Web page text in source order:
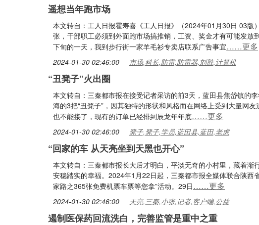
遥想当年跑市场
本文转自：工人日报霍寿喜《工人日报》（2024年01月30日 03
张，干部职工必须到外面跑市场搞推销，工资、奖金才有可能发放
下旬的一天，我到步行街一家羊毛衫专卖店联系广告事宜……更多
2024-01-30 02:46:00 市场,科长,防雷,防雷器,刘胜,计算机
“丑凳子”火出圈
本文转自：三秦都市报在接受记者采访的前3天，蓝田县焦岱镇的
海的3把“丑凳子”，因其独特的形状和风格而在网络上受到大量网
也不能接了，现有的订单已经排到辰龙年年底……更多
2024-01-30 02:46:00 凳子,凳子,学员,蓝田县,蓝田,老虎
“回家的车 从天亮坐到天黑也开心”
本文转自：三秦都市报长大后才明白，平淡无奇的小村里，藏着
安稳踏实的幸福。2024年1月22日起，三秦都市报全媒体联合陕西
家路之365张免费机票车票等您拿”活动。29日……更多
2024-01-30 02:46:00 天亮,三秦,小张,记者,客户端,公益
遏制医保药回流洗白，完善监管是重中之重